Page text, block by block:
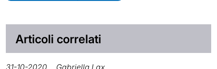
Articoli correlati